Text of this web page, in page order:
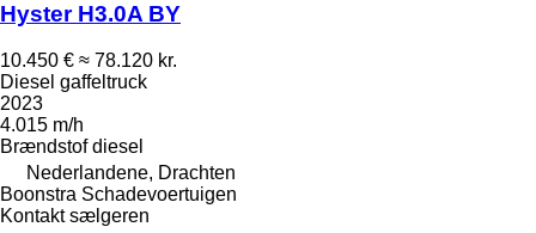
Hyster H3.0A BY
10.450 € ≈ 78.120 kr.
Diesel gaffeltruck
2023
4.015 m/h
Brændstof diesel
Nederlandene, Drachten
Boonstra Schadevoertuigen
Kontakt sælgeren